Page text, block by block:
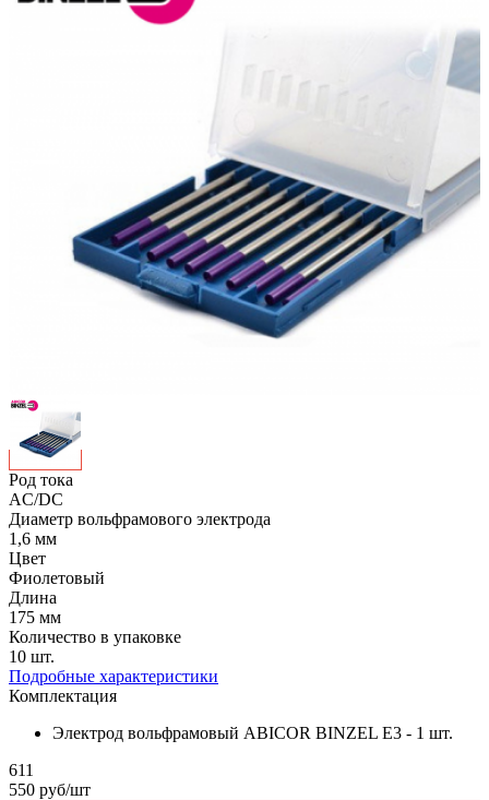
Род тока
AC/DC
Диаметр вольфрамового электрода
1,6 мм
Цвет
Фиолетовый
Длина
175 мм
Количество в упаковке
10 шт.
Подробные характеристики
Комплектация
Электрод вольфрамовый ABICOR BINZEL E3 - 1 шт.
611
550 руб/шт